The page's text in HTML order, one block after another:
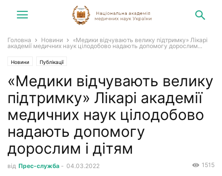
Головна Новини
«Медики відчувають велику підтримку» Лікарі
академії медичних наук цілодобово надають допомогу дорослим...
Новини Публікації
«Медики відчувають велику
підтримку» Лікарі академії
медичних наук цілодобово
надають допомогу
дорослим і дітям
від Прес-служба - 04.03.2022 1515